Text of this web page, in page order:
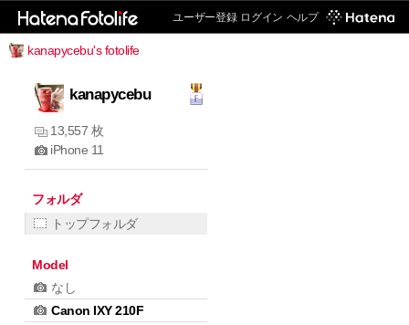
ユーザー登録 ログイン ヘルプ
kanapycebu's fotolife
kanapycebu
13,557 枚
iPhone 11
フォルダ
トップフォルダ
Model
なし
Canon IXY 210F